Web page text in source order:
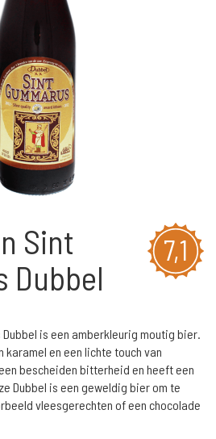
7,1
Sint
Dubbel
Dubbel is een amberkleurig moutig bier.
karamel en een lichte touch van
bescheiden bitterheid en heeft een
Dubbel is een geweldig bier om te
vleesgerechten of een chocolade